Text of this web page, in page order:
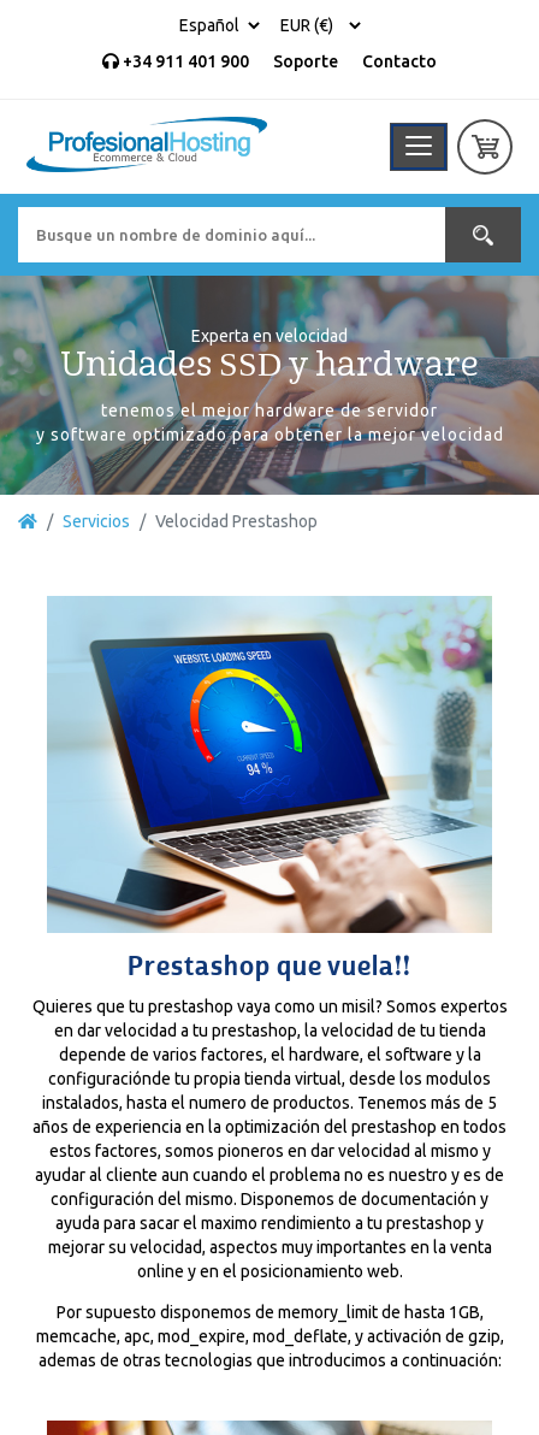
+34 911 401 900 Soporte Contacto
Experta en velocidad
Unidades SSD y hardware
tenemos el mejor hardware de servidor
y software optimizado para obtener la mejor velocidad
Servicios Velocidad Prestashop
Prestashop que vuela!!
Quieres que tu prestashop vaya como un misil? Somos expertos
en dar velocidad a tu prestashop, la velocidad de tu tienda
depende de varios factores, el hardware, el software y la
configuraciónde tu propia tienda virtual, desde los modulos
instalados, hasta el numero de productos. Tenemos más de 5
años de experiencia en la optimización del prestashop en todos
estos factores, somos pioneros en dar velocidad al mismo y
ayudar al cliente aun cuando el problema no es nuestro y es de
configuración del mismo. Disponemos de documentación y
ayuda para sacar el maximo rendimiento a tu prestashop y
mejorar su velocidad, aspectos muy importantes en la venta
online y en el posicionamiento web.
Por supuesto disponemos de memory_limit de hasta 1GB,
memcache, apc, mod_expire, mod_deflate, y activación de gzip,
ademas de otras tecnologias que introducimos a continuación: